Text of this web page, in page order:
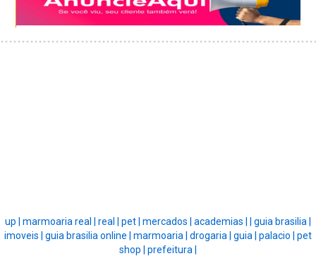
up | marmoaria real | real | pet | mercados | academias |
guia brasilia |
imoveis | guia brasilia online | marmoaria | drogaria | guia | palacio | pet
shop | prefeitura |